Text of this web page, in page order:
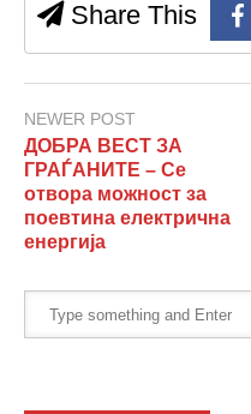
Share This
NEWER POST
ДОБРА ВЕСТ ЗА
ГРАЃАНИТЕ – Се
отвора можност за
поевтина електрична
енергија